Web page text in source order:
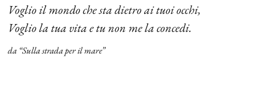
Voglio il mondo che sta dietro ai tuoi occhi,
Voglio la tua vita e tu non me la concedi.
da “Sulla strada per il mare”